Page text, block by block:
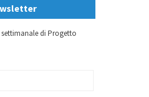
di Progetto